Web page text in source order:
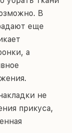
В
еще
а
не
прикуса,